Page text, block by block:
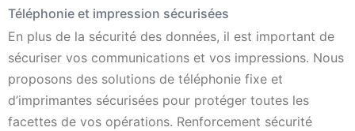
Téléphonie et impression sécurisées
En plus de la sécurité des données, il est important de
sécuriser vos communications et vos impressions. Nous
proposons des solutions de téléphonie fixe et
d’imprimantes sécurisées pour protéger toutes les
facettes de vos opérations. Renforcement sécurité